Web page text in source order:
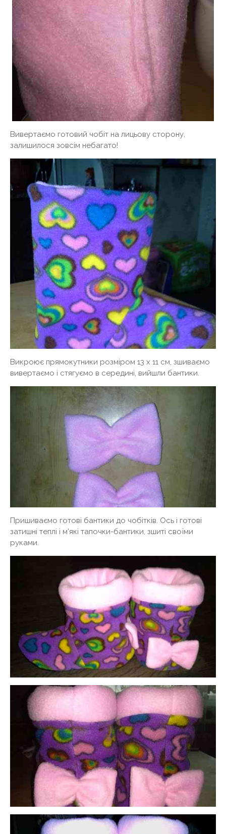
Вивертаємо готовий чобіт на лицьову сторону,
залишилося зовсім небагато!
Викроює прямокутники розміром 13 х 11 см, зшиваємо
вивертаємо і стягуємо в середині, вийшли бантики.
Пришиваємо готові бантики до чобітків. Ось і готові
затишні теплі і м'які тапочки-бантики, зшиті своїми
руками.